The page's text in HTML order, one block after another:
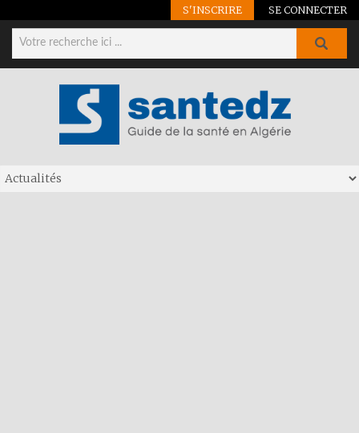
S'INSCRIRE SE CONNECTER